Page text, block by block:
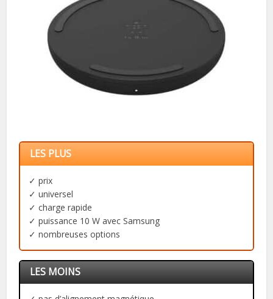
LES PLUS
✓ prix
✓ universel
✓ charge rapide
✓ puissance 10 W avec Samsung
✓ nombreuses options
LES MOINS